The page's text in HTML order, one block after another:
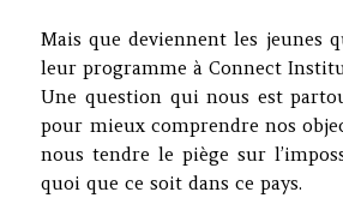
Mais que deviennent les jeunes
leur programme à Connect
Une question qui nous est
pour mieux comprendre nos
nous tendre le piège sur
quoi que ce soit dans ce pays.